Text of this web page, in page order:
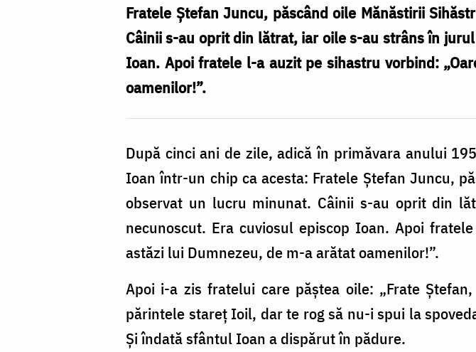
Fratele Ştefan Juncu, păscând oile Mănăstirii
Câinii s-au oprit din lătrat, iar oile s-au strâns în
Ioan. Apoi fratele l-a auzit pe sihastru vorbind:
oamenilor!”.
După cinci ani de zile, adică în primăvara anului
Ioan într-un chip ca acesta: Fratele Ştefan Juncu,
observat un lucru minunat. Câinii s-au oprit din
necunoscut. Era cuviosul episcop Ioan. Apoi
astăzi lui Dumnezeu, de m-a arătat oamenilor!”.
Apoi i-a zis fratelui care păştea oile: „Frate
părintele stareţ Ioil, dar te rog să nu-i spui la
Şi îndată sfântul Ioan a dispărut în pădure.